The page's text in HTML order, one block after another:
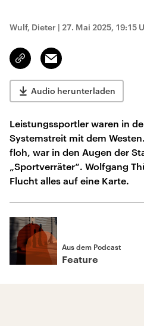
Wulf, Dieter | 27. Mai 2025, 19:15
Link
kopieren/teilen
Email
Audio herunterladen
Leistungssportler waren in
Systemstreit mit dem
floh, war in den Augen der
„Sportverräter“. Wolfgang
Flucht alles auf eine Karte.
Aus dem Podcast
Feature